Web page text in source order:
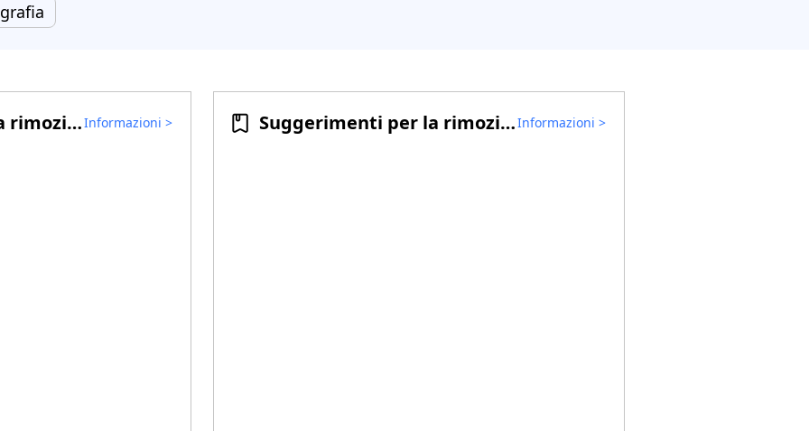
Suggerimenti per la rimozione di filigrane videoInformazioni > Suggerimenti per la rimozione di filigrane videoInformazioni >